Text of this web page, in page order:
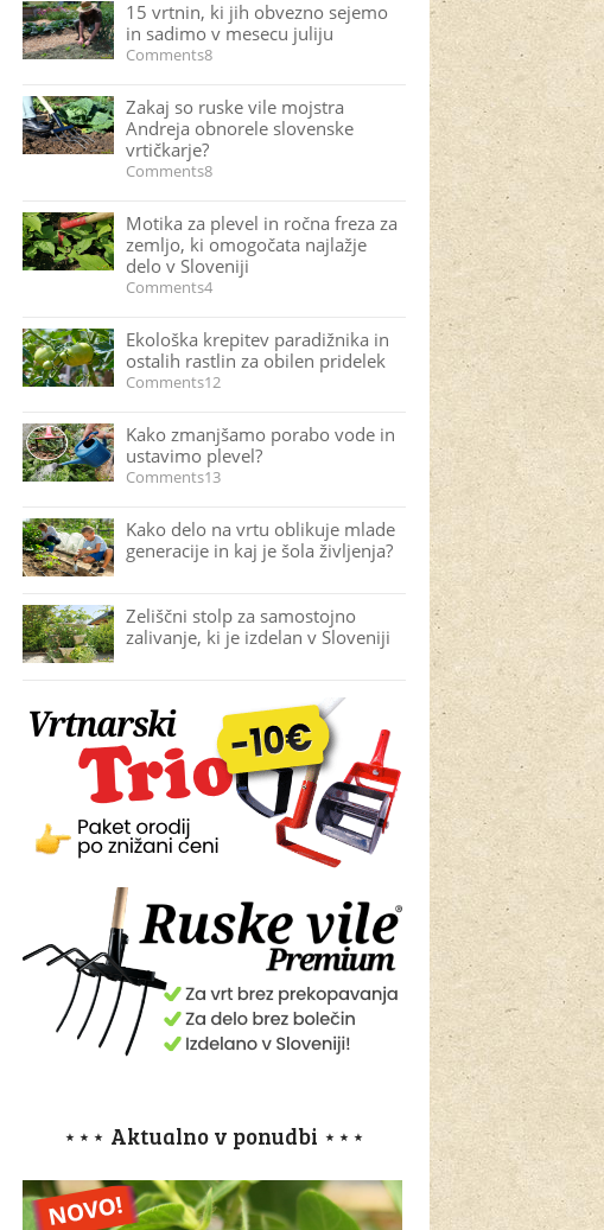
15 vrtnin, ki jih obvezno sejemo
in sadimo v mesecu juliju
Comments8
Zakaj so ruske vile mojstra
Andreja obnorele slovenske
vrtičkarje?
Comments8
Motika za plevel in ročna freza za
zemljo, ki omogočata najlažje
delo v Sloveniji
Comments4
Ekološka krepitev paradižnika in
ostalih rastlin za obilen pridelek
Comments12
Kako zmanjšamo porabo vode in
ustavimo plevel?
Comments13
Kako delo na vrtu oblikuje mlade
generacije in kaj je šola življenja?
Zeliščni stolp za samostojno
zalivanje, ki je izdelan v Sloveniji
⋆⋆⋆ Aktualno v ponudbi ⋆⋆⋆